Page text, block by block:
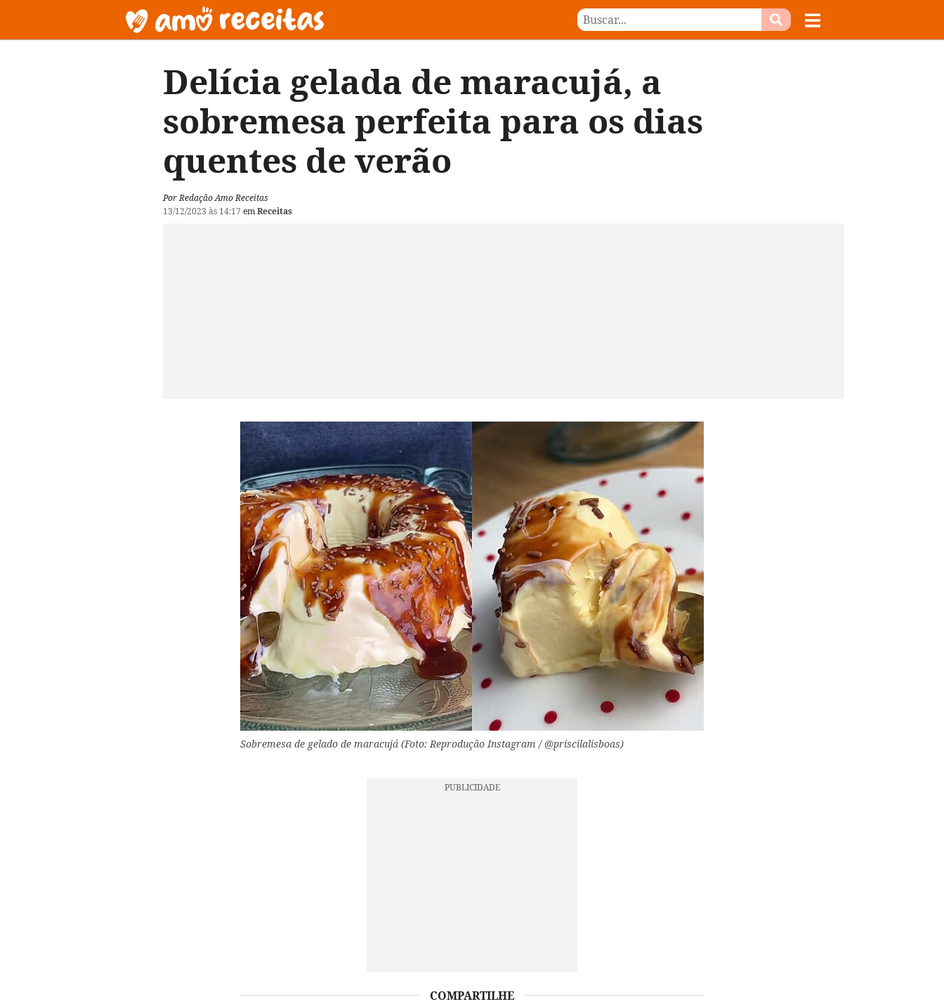
Delícia gelada de maracujá, a
sobremesa perfeita para os dias
quentes de verão
Por Redação Amo Receitas
13/12/2023 às 14:17 emReceitas
Sobremesa de gelado de maracujá (Foto: Reprodução Instagram / @priscilalisboas)
COMPARTILHE